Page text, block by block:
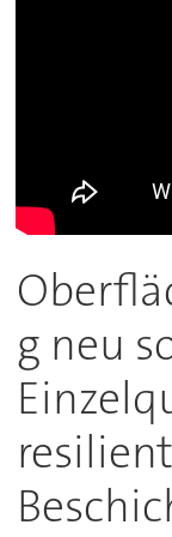
g neu